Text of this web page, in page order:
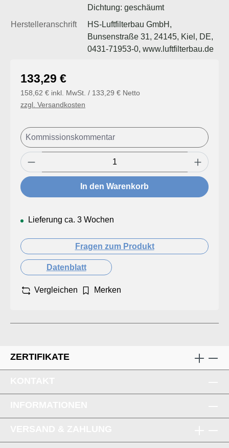
Dichtung: geschäumt
Herstelleranschrift
HS-Luftfilterbau GmbH,
Bunsenstraße 31, 24145, Kiel, DE,
0431-71953-0, www.luftfilterbau.de
Regulärer Preis:
133,29 €
158,62 € inkl. MwSt. / 133,29 € Netto
zzgl. Versandkosten
Produkt Anzahl: Gib den gewünschten
In den Warenkorb
Lieferung ca. 3 Wochen
Fragen zum Produkt
Datenblatt
Vergleichen Merken
ZERTIFIKATE